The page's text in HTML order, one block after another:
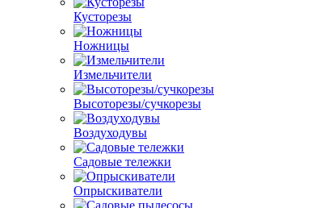
Кусторезы
Ножницы
Измельчители
Высоторезы/сучкорезы
Воздуходувы
Садовые тележки
Опрыскиватели